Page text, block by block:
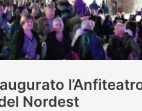
Nordest